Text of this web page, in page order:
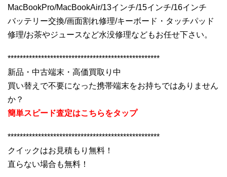
MacBookPro/MacBookAir/13インチ/15インチ/16インチ
バッテリー交換/画面割れ修理/キーボード・タッチパッド
修理/お茶やジュースなど水没修理などもお任せ下さい。
**************************************************
新品・中古端末・高価買取り中
買い替えで不要になった携帯端末をお持ちではありません
か？
簡単スピード査定はこちらをタップ
**************************************************
クイックはお見積もり無料！
直らない場合も無料！